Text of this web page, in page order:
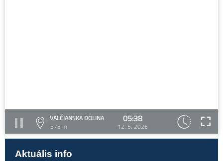
VALČIANSKA DOLINA
575 m
05:38
12. 5. 2026
Aktuális info